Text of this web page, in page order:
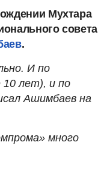
Мухтара
совета
.
И по
10 лет), и по
Ашимбаев на
много